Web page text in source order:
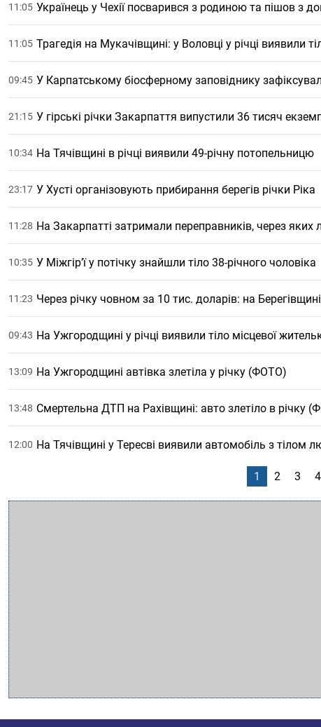
11:05 Українець у Чехії посварився з родиною та пішов з
11:05 Трагедія на Мукачівщині: у Воловці у річці виявили
09:45 У Карпатському біосферному заповіднику
21:15 У гірські річки Закарпаття випустили 36 тисяч
10:34 На Тячівщині в річці виявили 49-річну потопельницю
23:17 У Хусті організовують прибирання берегів річки Ріка
11:28 На Закарпатті затримали переправників, через
10:35 У Міжгір’ї у потічку знайшли тіло 38-річного чоловіка
11:23 Через річку човном за 10 тис. доларів: на
09:43 На Ужгородщині у річці виявили тіло місцевої
13:09 На Ужгородщині автівка злетіла у річку (ФОТО)
13:48 Смертельна ДТП на Рахівщині: авто злетіло в річку
12:00 На Тячівщині у Тересві виявили автомобіль з тілом
1 2 3 4